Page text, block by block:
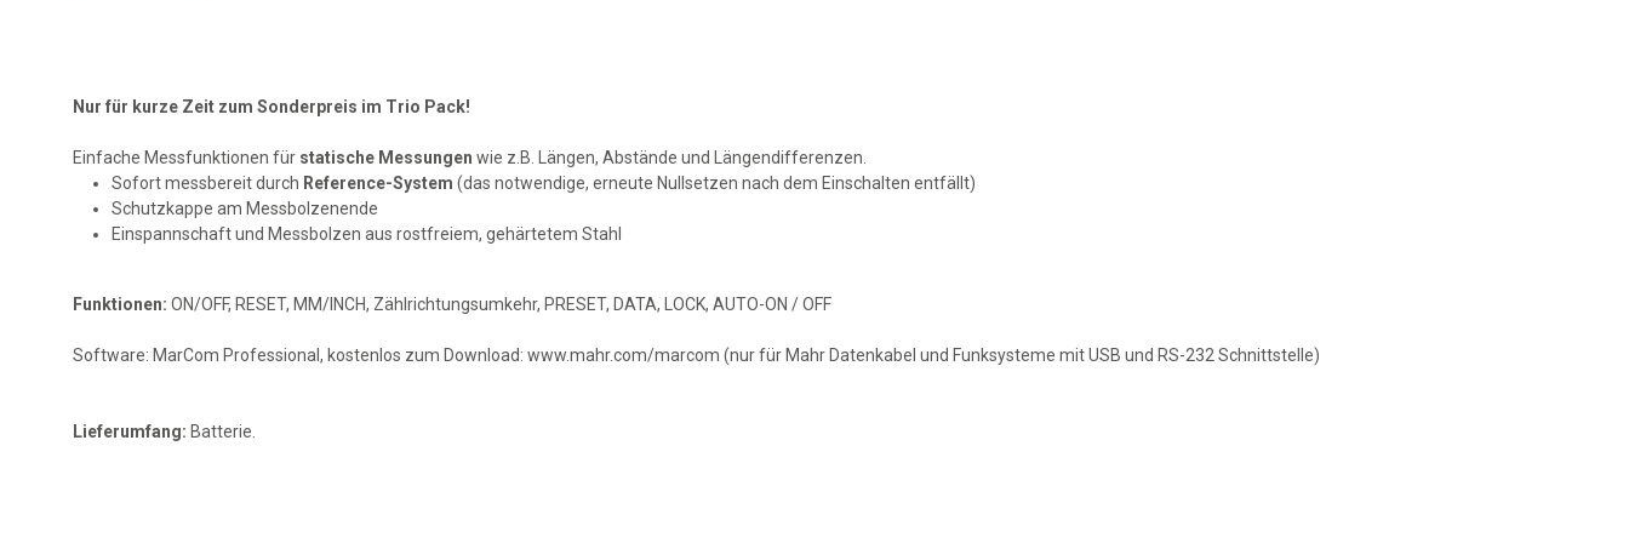
Nur für kurze Zeit zum Sonderpreis im Trio Pack!
Einfache Messfunktionen für statische Messungen wie z.B. Längen, Abstände und Längendifferenzen.
Sofort messbereit durch Reference-System (das notwendige, erneute Nullsetzen nach dem Einschalten entfällt)
Schutzkappe am Messbolzenende
Einspannschaft und Messbolzen aus rostfreiem, gehärtetem Stahl
Funktionen: ON/OFF, RESET, MM/INCH, Zählrichtungsumkehr, PRESET, DATA, LOCK, AUTO-ON / OFF
Software: MarCom Professional, kostenlos zum Download: www.mahr.com/marcom (nur für Mahr Datenkabel und Funksysteme mit USB und RS-232 Schnittstelle)
Lieferumfang: Batterie.